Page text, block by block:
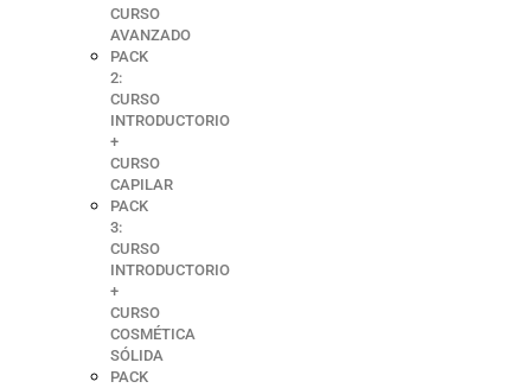
CURSO
AVANZADO
PACK
2:
CURSO
INTRODUCTORIO
+
CURSO
CAPILAR
PACK
3:
CURSO
INTRODUCTORIO
+
CURSO
COSMÉTICA
SÓLIDA
PACK